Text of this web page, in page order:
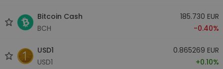
Bitcoin Cash
BCH
185.730 EUR
-0.40%
USD1
USD1
0.865269 EUR
+0.10%